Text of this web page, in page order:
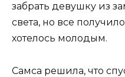
забрать девушку из
света, но все
хотелось молодым.
Самса решила, что